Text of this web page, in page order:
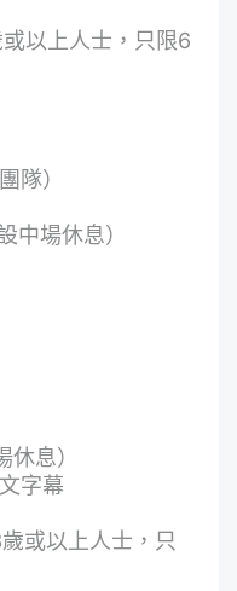
以上人士，只限6
隊）
中場休息）
息）
字幕
或以上人士，只